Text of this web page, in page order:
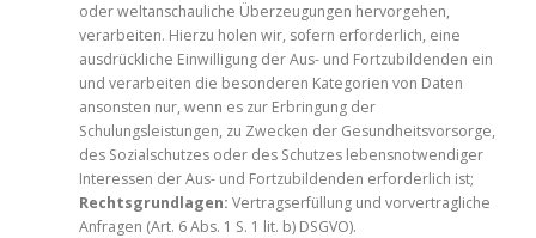
oder weltanschauliche Überzeugungen hervorgehen,
verarbeiten. Hierzu holen wir, sofern erforderlich, eine
ausdrückliche Einwilligung der Aus- und Fortzubildenden ein
und verarbeiten die besonderen Kategorien von Daten
ansonsten nur, wenn es zur Erbringung der
Schulungsleistungen, zu Zwecken der Gesundheitsvorsorge,
des Sozialschutzes oder des Schutzes lebensnotwendiger
Interessen der Aus- und Fortzubildenden erforderlich ist;
Rechtsgrundlagen: Vertragserfüllung und vorvertragliche
Anfragen (Art. 6 Abs. 1 S. 1 lit. b) DSGVO).